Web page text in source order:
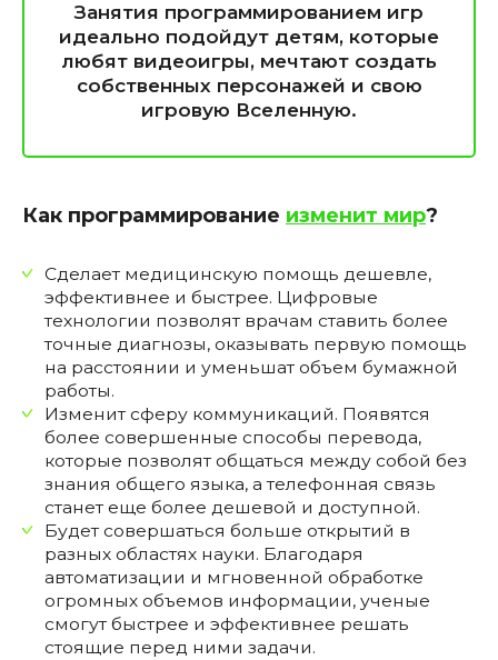
Занятия программированием игр
идеально подойдут детям, которые
любят видеоигры, мечтают создать
собственных персонажей и свою
игровую Вселенную.
Как программирование изменит мир?
Сделает медицинскую помощь дешевле,
эффективнее и быстрее. Цифровые
технологии позволят врачам ставить более
точные диагнозы, оказывать первую помощь
на расстоянии и уменьшат объем бумажной
работы.
Изменит сферу коммуникаций. Появятся
более совершенные способы перевода,
которые позволят общаться между собой без
знания общего языка, а телефонная связь
станет еще более дешевой и доступной.
Будет совершаться больше открытий в
разных областях науки. Благодаря
автоматизации и мгновенной обработке
огромных объемов информации, ученые
смогут быстрее и эффективнее решать
стоящие перед ними задачи.